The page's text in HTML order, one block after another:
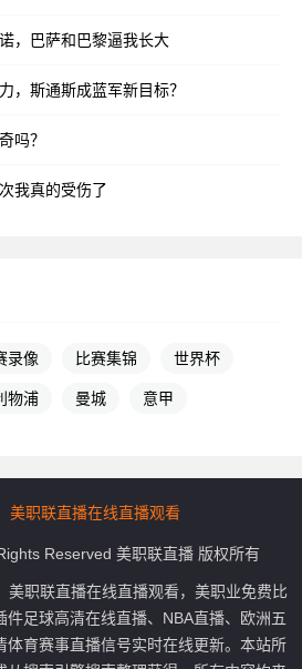
，巴萨和巴黎逼我长大
，斯通斯成蓝军新目标？
吗？
我真的受伤了
录像 比赛集锦 世界杯
物浦 曼城 意甲
美职联直播在线直播观看
Reserved 美职联直播 版权所有
美职联直播在线直播观看，美职业免费比
足球高清在线直播、NBA直播、欧洲五
体育赛事直播信号实时在线更新。本站所